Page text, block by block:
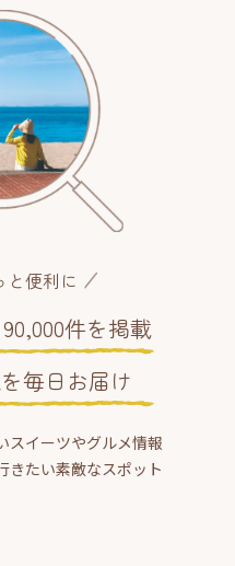
と便利に
件を掲載
毎日お届け
スイーツやグルメ情報
きたい素敵なスポット